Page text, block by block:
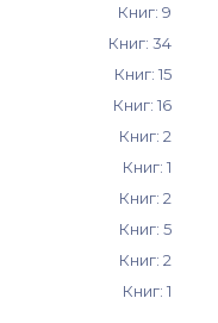
Книг: 9
Книг: 34
Книг: 15
Книг: 16
Книг: 2
Книг: 1
Книг: 2
Книг: 5
Книг: 2
Книг: 1